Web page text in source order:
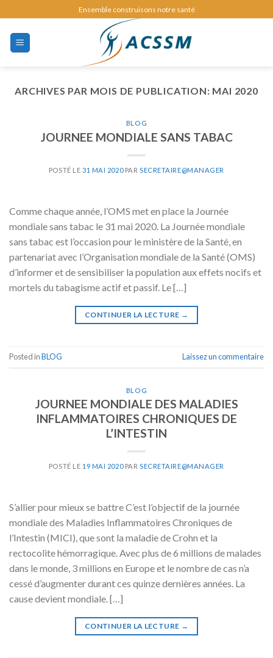
to
content
Ensemble construisons notre santé
ARCHIVES PAR MOIS DE PUBLICATION: MAI 2020
BLOG
JOURNEE MONDIALE SANS TABAC
POSTÉ LE 31 MAI 2020PAR SECRETAIRE@MANAGER
Comme chaque année, l’OMS met en place la Journée
mondiale sans tabac le 31 mai 2020. La Journée mondiale
sans tabac est l’occasion pour le ministère de la Santé, en
partenariat avec l’Organisation mondiale de la Santé (OMS)
d’informer et de sensibiliser la population aux effets nocifs et
mortels du tabagisme actif et passif. Le […]
CONTINUER LA LECTURE →
Posted inBLOG Laissez un commentaire
BLOG
JOURNEE MONDIALE DES MALADIES
INFLAMMATOIRES CHRONIQUES DE
L’INTESTIN
POSTÉ LE 19 MAI 2020PAR SECRETAIRE@MANAGER
S’allier pour mieux se battre C’est l’objectif de la journée
mondiale des Maladies Inflammatoires Chroniques de
l’Intestin (MICI), que sont la maladie de Crohn et la
rectocolite hémorragique. Avec plus de 6 millions de malades
dans le monde, 3 millions en Europe et le nombre de cas n’a
cessé d’augmenter durant ces quinze dernières années. La
cause devient mondiale. […]
CONTINUER LA LECTURE →